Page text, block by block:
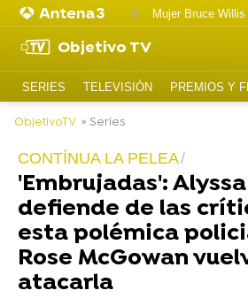
Mujer Bruce
Objetivo TV
SERIES TELEVISIÓN PREMIOS Y
ObjetivoTV » Series
CONTÍNUA LA PELEA
'Embrujadas':
defiende de las
esta polémica
Rose McGowan
atacarla